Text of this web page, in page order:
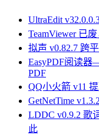
UltraEdit
TeamViewer 已
拟声 v0.82.7 跨
EasyPDF阅读
PDF
QQ小火箭 v11
GetNetTime
LDDC v0.9.2 歌
此